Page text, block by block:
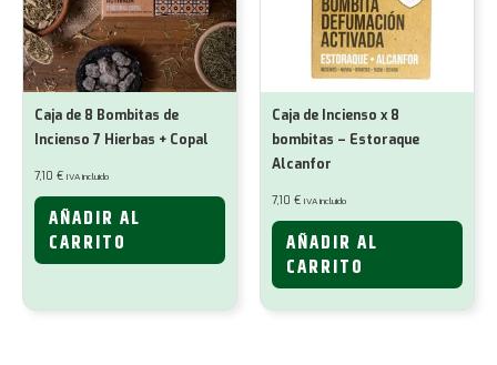
Caja de 8 Bombitas de
Incienso 7 Hierbas + Copal
7,10 € IVA incluido
AÑADIR AL
CARRITO
Caja de Incienso x 8
bombitas – Estoraque
Alcanfor
7,10 € IVA incluido
AÑADIR AL
CARRITO